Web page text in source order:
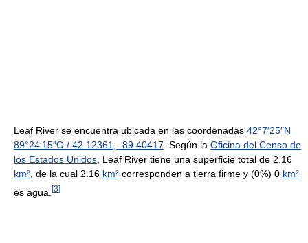
Leaf River se encuentra ubicada en las coordenadas 42°7′25″N
89°24′15″O / 42.12361 -89.40417 . Según la Oficina del Censo de
los Estados Unidos , Leaf River tiene una superficie total de 2.16
km² , de la cual 2.16 km² corresponden a tierra firme y (0%) 0 km²
es agua. [3]